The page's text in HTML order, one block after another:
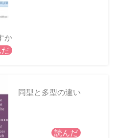
か
同型と多型の違い
読んだ